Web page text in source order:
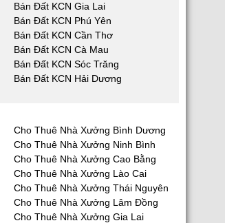
Bán Đất KCN Gia Lai
Bán Đất KCN Phú Yên
Bán Đất KCN Cần Thơ
Bán Đất KCN Cà Mau
Bán Đất KCN Sóc Trăng
Bán Đất KCN Hải Dương
Cho Thuê Nhà Xưởng Bình Dương
Cho Thuê Nhà Xưởng Ninh Bình
Cho Thuê Nhà Xưởng Cao Bằng
Cho Thuê Nhà Xưởng Lào Cai
Cho Thuê Nhà Xưởng Thái Nguyên
Cho Thuê Nhà Xưởng Lâm Đồng
Cho Thuê Nhà Xưởng Gia Lai